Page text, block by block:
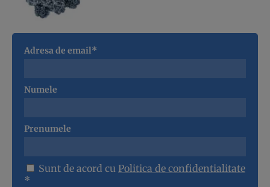
Adresa de email*
Numele
Prenumele
Sunt de acord cu Politica de confidentialitate
*